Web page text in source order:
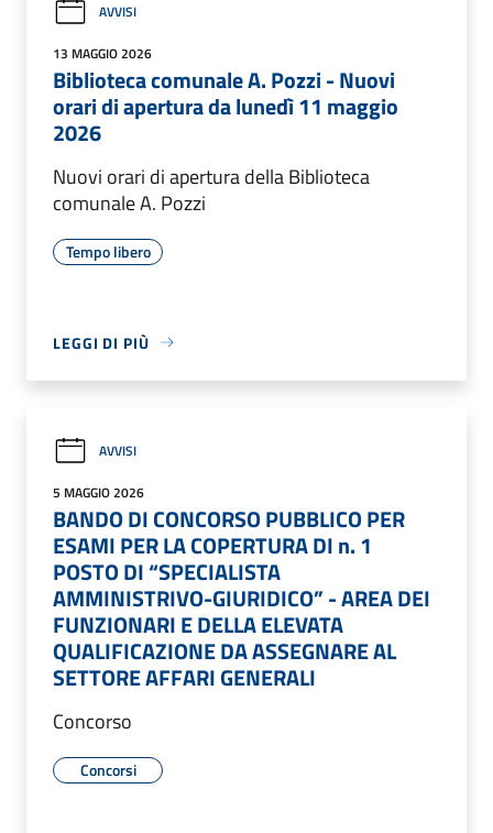
AVVISI
13 MAGGIO 2026
Biblioteca comunale A. Pozzi - Nuovi
orari di apertura da lunedì 11 maggio
2026
Nuovi orari di apertura della Biblioteca
comunale A. Pozzi
Tempo libero
LEGGI DI PIÙ
AVVISI
5 MAGGIO 2026
BANDO DI CONCORSO PUBBLICO PER
ESAMI PER LA COPERTURA DI n. 1
POSTO DI “SPECIALISTA
AMMINISTRIVO-GIURIDICO” - AREA DEI
FUNZIONARI E DELLA ELEVATA
QUALIFICAZIONE DA ASSEGNARE AL
SETTORE AFFARI GENERALI
Concorso
Concorsi